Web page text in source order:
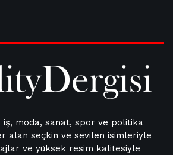
iş, moda, sanat, spor ve politika
alan seçkin ve sevilen isimleriyle
ve yüksek resim kalitesiyle